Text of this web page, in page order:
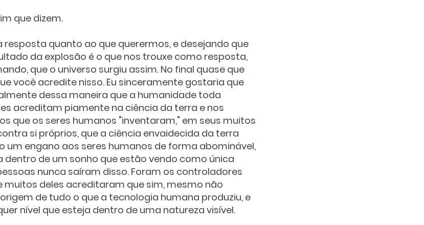
que dizem.
quanto ao que querermos, e desejando que
da explosão é o que nos trouxe como resposta,
que o universo surgiu assim. No final quase que
você acredite nisso. Eu sinceramente gostaria que
dessa maneira que a humanidade toda
acreditam piamente na ciência da terra e nos
que os seres humanos "inventaram," em seus muitos
si próprios, que a ciência envaidecida da terra
um engano aos seres humanos de forma abominável,
de um sonho que estão vendo como única
nunca saíram disso. Foram os controladores
muitos deles acreditaram que sim, mesmo não
de tudo o que a tecnologia humana produziu, e
nível que esteja dentro de uma natureza visível.